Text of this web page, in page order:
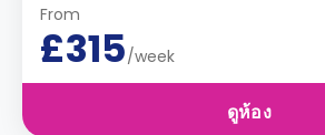
From
£315/week
ดูห้อง